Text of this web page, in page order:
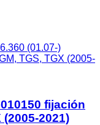
(01.07-)
TGS, TGX (2005-
fijación
(2005-2021)